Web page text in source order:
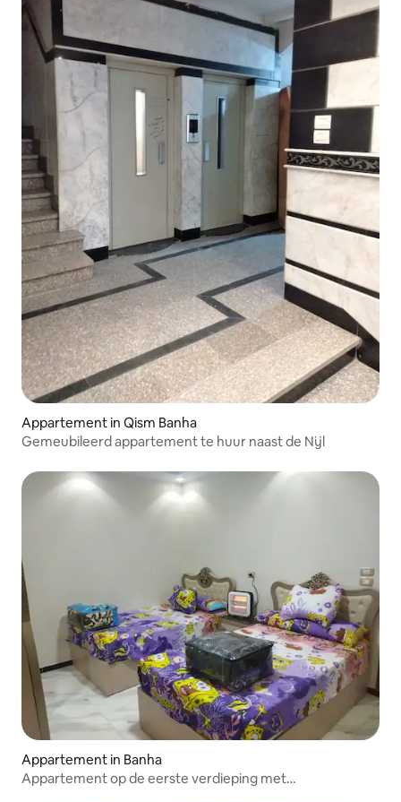
Appartement in Qism Banha
Gemeubileerd appartement te huur naast de Nijl
Appartement in Banha
Appartement op de eerste verdieping met